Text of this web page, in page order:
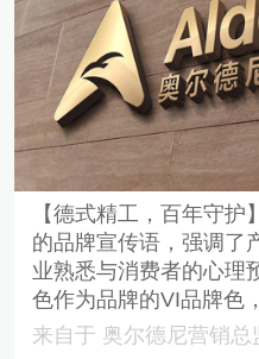
【德式精工，百年守
的品牌宣传语，强调了
业熟悉与消费者的心理
色作为品牌的VI品牌色
来自于 奥尔德尼营销总